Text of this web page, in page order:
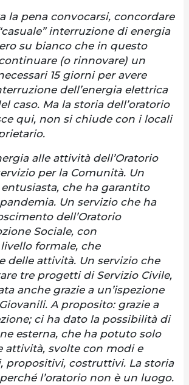
la pena convocarsi, concordare
interruzione di energia
su bianco che in questo
(o rinnovare) un
15 giorni per avere
dell’energia elettrica
caso. Ma la storia dell’oratorio
qui, non si chiude con i locali
alle attività dell’Oratorio
per la Comunità. Un
che ha garantito
Un servizio che ha
dell’Oratorio
Sociale, con
formale, che
delle attività. Un servizio che
tre progetti di Servizio Civile,
anche grazie a un’ispezione
A proposito: grazie a
ci ha dato la possibilità di
esterna, che ha potuto solo
attività, svolte con modi e
propositivi, costruttivi. La storia
l’oratorio non è un luogo.